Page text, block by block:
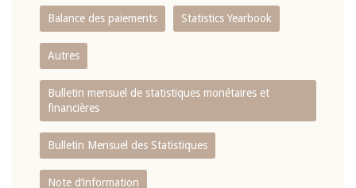
Balance des paiements Statistics Yearbook
Autres
Bulletin mensuel de statistiques monétaires et
financières
Bulletin Mensuel des Statistiques
Note d’information